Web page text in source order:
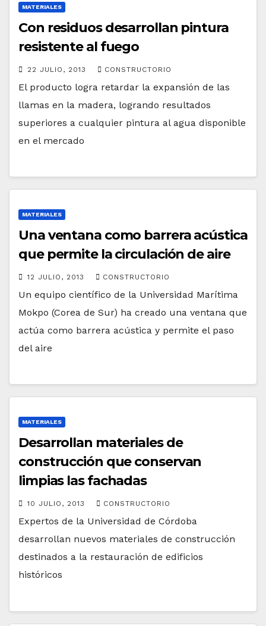
MATERIALES
Con residuos desarrollan pintura
resistente al fuego
22 JULIO, 2013 CONSTRUCTORIO
El producto logra retardar la expansión de las
llamas en la madera, logrando resultados
superiores a cualquier pintura al agua disponible
en el mercado
MATERIALES
Una ventana como barrera acústica
que permite la circulación de aire
12 JULIO, 2013 CONSTRUCTORIO
Un equipo científico de la Universidad Marítima
Mokpo (Corea de Sur) ha creado una ventana que
actúa como barrera acústica y permite el paso
del aire
MATERIALES
Desarrollan materiales de
construcción que conservan
limpias las fachadas
10 JULIO, 2013 CONSTRUCTORIO
Expertos de la Universidad de Córdoba
desarrollan nuevos materiales de construcción
destinados a la restauración de edificios
históricos